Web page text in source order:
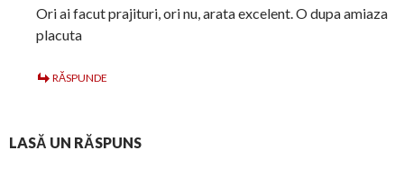
Ori ai facut prajituri, ori nu, arata excelent. O dupa amiaza
placuta
RĂSPUNDE
LASĂ UN RĂSPUNS